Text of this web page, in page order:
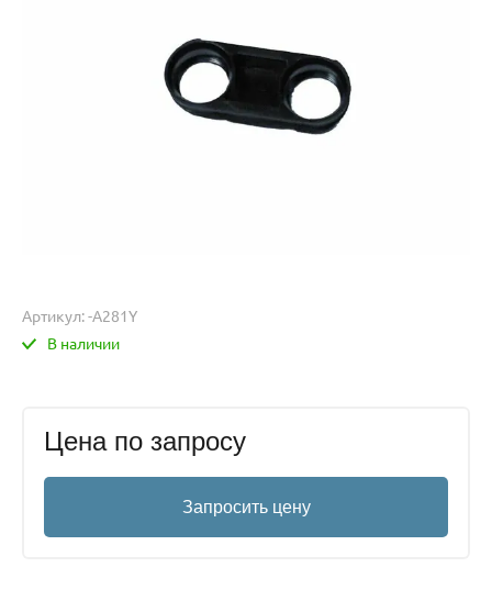
Артикул:-A281Y
В наличии
Цена по запросу
Запросить цену